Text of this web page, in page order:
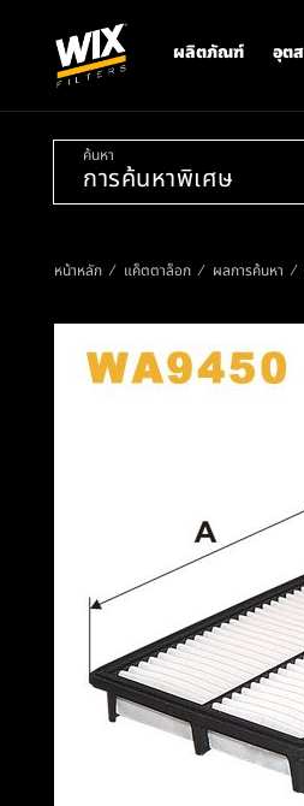
ผลิตภัณฑ์ อุต
ค้นหา
หน้าหลัก แค็ตตาล็อก ผลการค้นหา